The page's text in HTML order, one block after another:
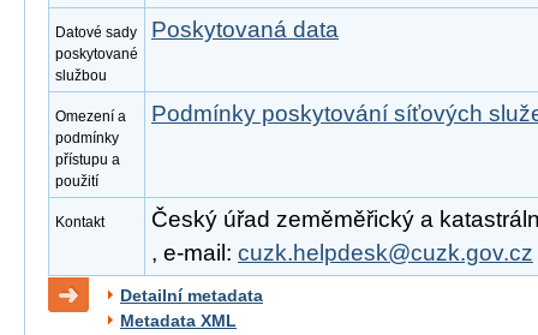
Datové sady
poskytované
službou
Poskytovaná data
Omezení a
podmínky
přístupu a
použití
Podmínky poskytování síťových
Kontakt
Český úřad zeměměřický a
, e-mail: cuzk.helpdesk@cuzk.gov.cz
Detailní metadata
Metadata XML